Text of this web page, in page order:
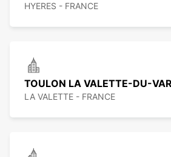
HYERES - FRANCE
TOULON LA VALETTE-DU-VAR
LA VALETTE - FRANCE